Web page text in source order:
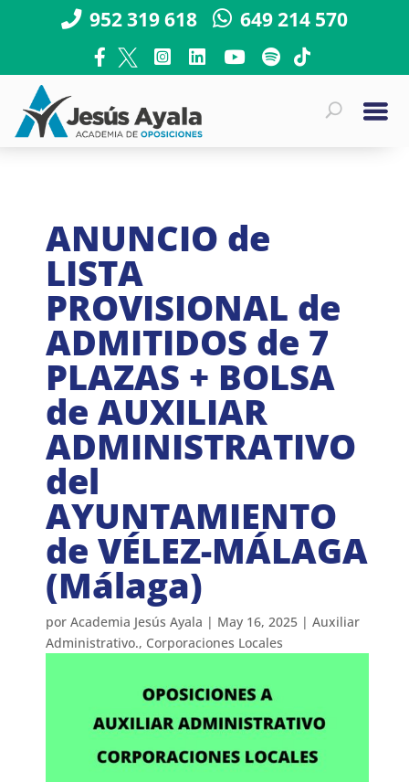
952 319 618 649 214 570
ANUNCIO de
LISTA
PROVISIONAL de
ADMITIDOS de 7
PLAZAS + BOLSA
de AUXILIAR
ADMINISTRATIVO
del
AYUNTAMIENTO
de VÉLEZ-MÁLAGA
(Málaga)
porAcademia Jesús Ayala | May 16, 2025 |Auxiliar
Administrativo., Corporaciones Locales